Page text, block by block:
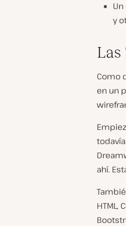
y
Las
Como
en un
ahí.
HTML,